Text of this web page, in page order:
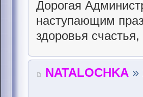
Дорогая
наступающим
здоровья
NATALOCHKA »